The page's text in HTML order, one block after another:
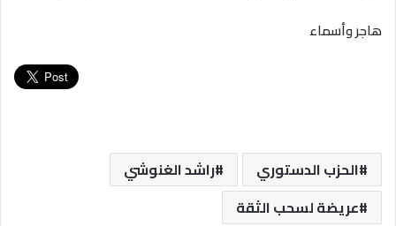
هاجروأسماء
الحزب الدستوري
راشد الغنوشي
عريضة لسحب الثقة